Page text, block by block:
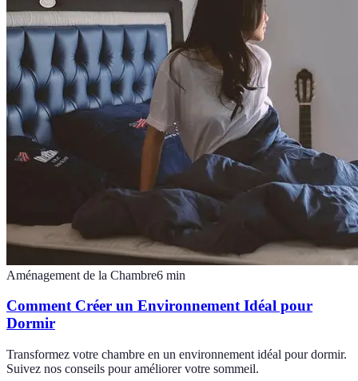
Aménagement de la Chambre6 min
Comment Créer un Environnement Idéal pour
Dormir
Transformez votre chambre en un environnement idéal pour dormir.
Suivez nos conseils pour améliorer votre sommeil.